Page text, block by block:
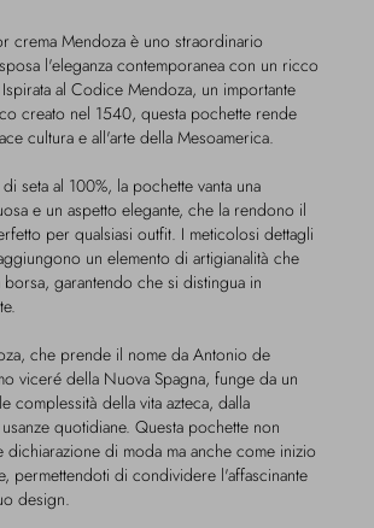
crema Mendoza è uno straordinario
l'eleganza contemporanea con un ricco
al Codice Mendoza, un importante
creato nel 1540, questa pochette rende
cultura e all'arte della Mesoamerica.
di seta al 100%, la pochette vanta una
e un aspetto elegante, che la rendono il
per qualsiasi outfit. I meticolosi dettagli
un elemento di artigianalità che
garantendo che si distingua in
che prende il nome da Antonio de
viceré della Nuova Spagna, funge da un
complessità della vita azteca, dalla
quotidiane. Questa pochette non
di moda ma anche come inizio
permettendoti di condividere l'affascinante
design.